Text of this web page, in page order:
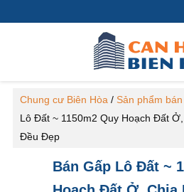
Chung cư Biên Hòa / Sản phẩm bán
Lô Đất ~ 1150m2 Quy Hoạch Đất
Đều Đẹp
Bán Gấp Lô Đất ~